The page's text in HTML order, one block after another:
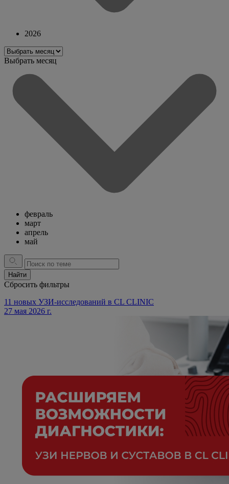
2026
Выбрать месяц
февраль
март
апрель
май
Найти
Сбросить фильтры
11 новых УЗИ-исследований в CL CLINIC
27 мая 2026 г.